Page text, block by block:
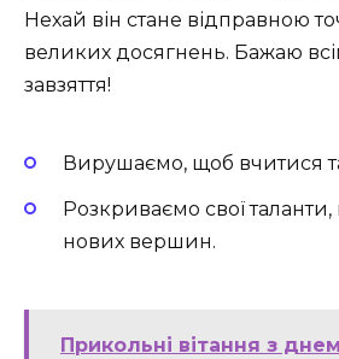
Нехай він стане відправною
великих досягнень. Бажаю
завзяття!
Вирушаємо, щоб вчитися
Розкриваємо свої
нових вершин.
Прикольні вітання з